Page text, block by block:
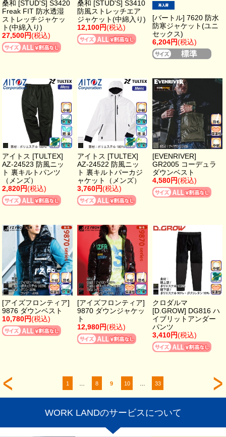
桑和 [STUD'S] S3420
Freak FIT 防水透湿
ストレッチジャケッ
ト(中綿入り)
27,500円(税込)
桑和 [STUD'S] S3410
防風ストレッチエア
ジャケット(中綿入り)
12,100円(税込)
[バートル] 7620 防水
防寒ジャケット(ユニ
セックス)
6,204円(税込)
アイトス [TULTEX]
AZ-24523 防風ニッ
ト 裏キルトパンツ
（メンズ）
2,820円(税込)
アイトス [TULTEX]
AZ-24522 防風ニッ
ト 裏キルトパーカジ
ャケット（メンズ）
3,760円(税込)
[EVENRIVER]
GR2005 コーデュラ
ダウンベスト
4,580円(税込)
[アイズフロンティア]
9876 ダウンベスト
10,780円(税込)
[アイズフロンティア]
9870 ダウンジャケッ
ト
12,980円(税込)
クロダルマ
[D.GROW] DG816 ハ
イブリットアンダー
パンツ
3,410円(税込)
1 8 9 10 33
WORK LANDのサービスについて